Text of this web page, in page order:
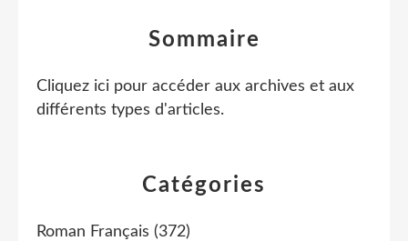
Catégories
Roman Français (372)
Sommaire
Cliquez ici pour accéder aux archives et aux
différents types d'articles.